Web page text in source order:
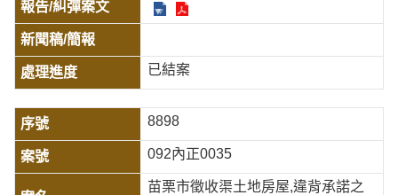
已結案
8898
092內正0035
苗栗市徵收渠土地房屋,違背承諾之